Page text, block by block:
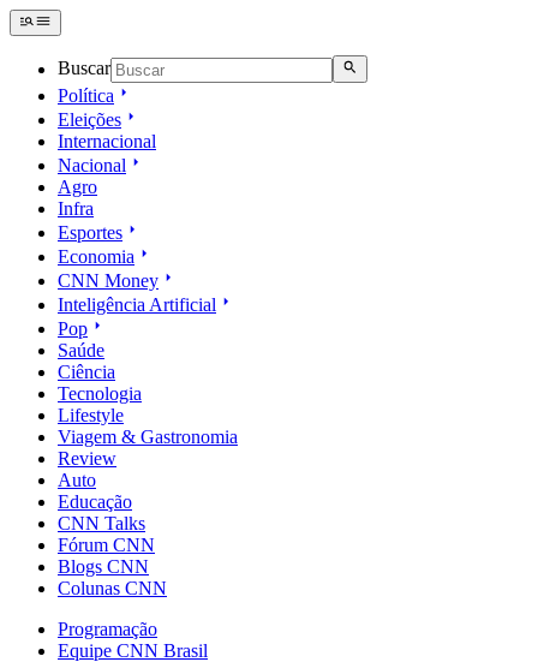
Buscar
Política
Eleições
Internacional
Nacional
Agro
Infra
Esportes
Economia
CNN Money
Inteligência Artificial
Pop
Saúde
Ciência
Tecnologia
Lifestyle
Viagem & Gastronomia
Review
Auto
Educação
CNN Talks
Fórum CNN
Blogs CNN
Colunas CNN
Programação
Equipe CNN Brasil